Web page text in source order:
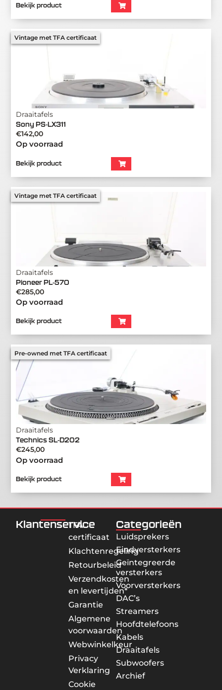
Bekijk product
Vintage met TFA certificaat
Draaitafels
Sony PS-LX311
€142,00
Op voorraad
Bekijk product
Vintage met TFA certificaat
Draaitafels
Pioneer PL-570
€285,00
Op voorraad
Bekijk product
Pre-owned met TFA certificaat
Draaitafels
Technics SL-D202
€245,00
Op voorraad
Bekijk product
Klantenservice
TFA
certificaat
Klachtenregeling
Retourbeleid
Verzendkosten
en levertijden*
Garantie
Algemene
voorwaarden
Webwinkelkeur
Privacy
Verklaring
Cookie
Categorieën
Luidsprekers
Eindversterkers
Geïntegreerde
versterkers
Voorversterkers
DAC’s
Streamers
Hoofdtelefoons
Kabels
Draaitafels
Subwoofers
Archief